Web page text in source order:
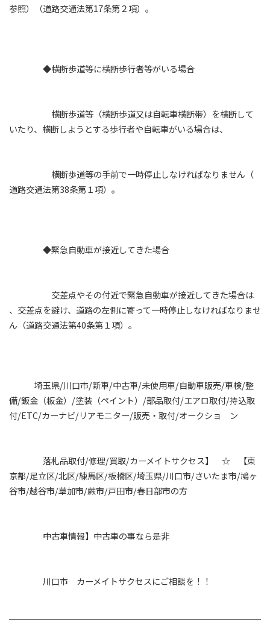
参照）（道路交通法第17条第２項）。
◆横断歩道等に横断歩行者等がいる場合
横断歩道等（横断歩道又は自転車横断帯）を横断して
いたり、横断しようとする歩行者や自転車がいる場合は、
横断歩道等の手前で一時停止しなければなりません（
道路交通法第38条第１項）。
◆緊急自動車が接近してきた場合
交差点やその付近で緊急自動車が接近してきた場合は
、交差点を避け、道路の左側に寄って一時停止しなければなりませ
ん（道路交通法第40条第１項）。
埼玉県/川口市/新車/中古車/未使用車/自動車販売/車検/整
備/鈑金（板金）/塗装（ペイント）/部品取付/エアロ取付/持込取
付/ETC/カーナビ/リアモニター/販売・取付/オークショ ン
落札品取付/修理/買取/カーメイトサクセス】 ☆ 【東
京都/足立区/北区/練馬区/板橋区/埼玉県/川口市/さいたま市/鳩ヶ
谷市/越谷市/草加市/蕨市/戸田市/春日部市の方
中古車情報】中古車の事なら是非
川口市 カーメイトサクセスにご相談を！！